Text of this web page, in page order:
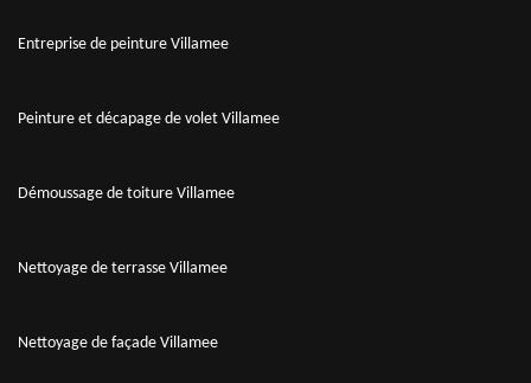
Entreprise de peinture Villamee
Peinture et décapage de volet Villamee
Démoussage de toiture Villamee
Nettoyage de terrasse Villamee
Nettoyage de façade Villamee